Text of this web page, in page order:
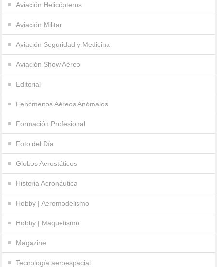
Aviación Helicópteros
Aviación Militar
Aviación Seguridad y Medicina
Aviación Show Aéreo
Editorial
Fenómenos Aéreos Anómalos
Formación Profesional
Foto del Día
Globos Aerostáticos
Historia Aeronáutica
Hobby | Aeromodelismo
Hobby | Maquetismo
Magazine
Tecnología aeroespacial